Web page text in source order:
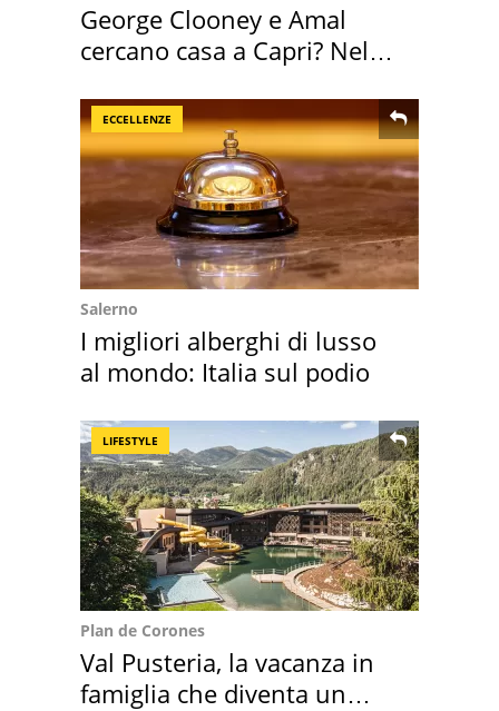
George Clooney e Amal
cercano casa a Capri? Nel
ECCELLENZE
Salerno
I migliori alberghi di lusso
al mondo: Italia sul podio
LIFESTYLE
Plan de Corones
Val Pusteria, la vacanza in
famiglia che diventa un